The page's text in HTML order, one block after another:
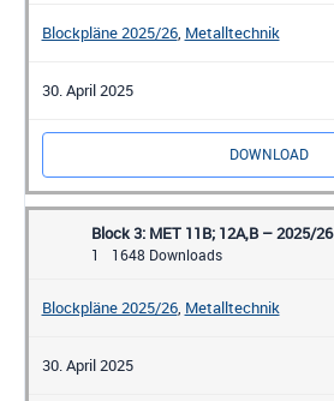
Blockpläne 2025/26, Metalltechnik
30. April 2025
DOWNLOAD
Block 3: MET 11B; 12A,B – 2025/26
1 1648 Downloads
Blockpläne 2025/26, Metalltechnik
30. April 2025